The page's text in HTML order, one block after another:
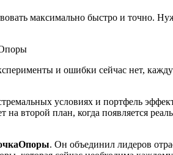
максимально быстро и точно.
и ошибки сейчас нет,
условиях и портфель
на второй план, когда появляется
. Он объединил лидеров